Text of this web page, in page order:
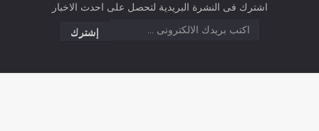
اشترك فى النشرة البريدية لتحصل على احدث الاخبار